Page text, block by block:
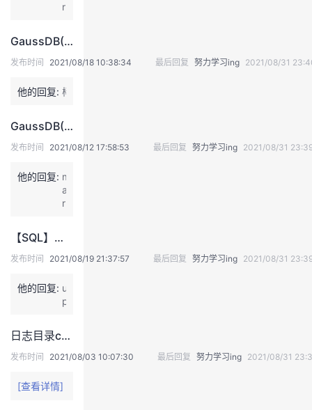
r
GaussDB(DWS)实践系列-分区表TTL管理实现
发布时间 2021/08/18 10:38:34 最后回复 努力学习ing 2021/08/31
他的回复: 棒
GaussDB(DWS)calxid工具
发布时间 2021/08/12 17:58:53 最后回复 努力学习ing 2021/08/31
他的回复: m
a
r
【SQL】如何pg_terminate_backend多条sql
发布时间 2021/08/19 21:37:57 最后回复 努力学习ing 2021/08/31
他的回复: u
p
日志目录cm_agent/pg_log 目录下java udf函数打印大量日志
发布时间 2021/08/03 10:07:30 最后回复 努力学习ing 2021/08/31
[查看详情]